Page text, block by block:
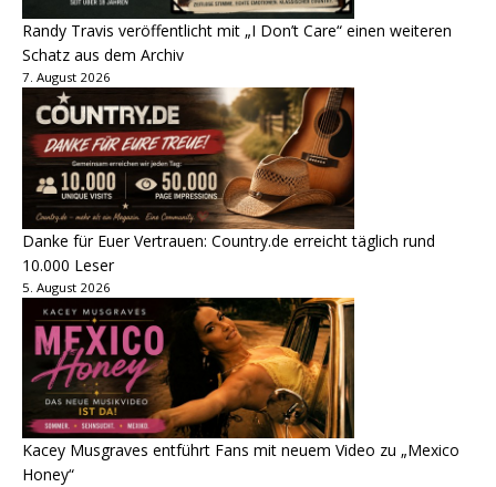
Randy Travis veröffentlicht mit „I Don’t Care“ einen weiteren
Schatz aus dem Archiv
7. August 2026
Danke für Euer Vertrauen: Country.de erreicht täglich rund
10.000 Leser
5. August 2026
Kacey Musgraves entführt Fans mit neuem Video zu „Mexico
Honey“